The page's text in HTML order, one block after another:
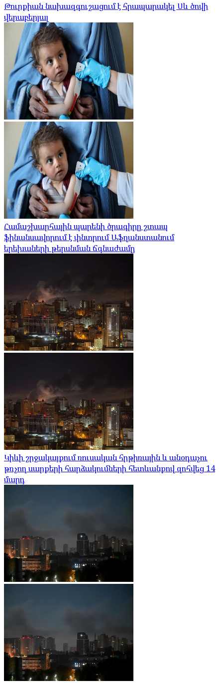
Թուրքիան նախազգուշացում է հրապարակել Սև ծովի
վերաբերյալ
Համաշխարհային պարենի ծրագիրը շտապ
ֆինանսավորում է փնտրում Աֆղանստանում
երեխաների թերսնման ճգնաժամը
Կիևի շրջակայքում ռուսական հրթիռային և անօդաչու
թռչող սարքերի հարձակումների հետևանքով զոհվեց 14
մարդ